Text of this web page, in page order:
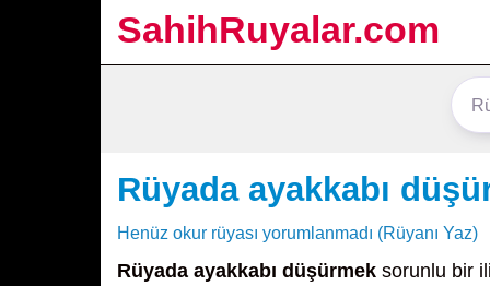
SahihRuyalar.com
Rüyada ayakkabı
Henüz okur rüyası yorumlanmadı (Rüyanı Yaz)
Rüyada ayakkabı düşürmek sorunlu bir